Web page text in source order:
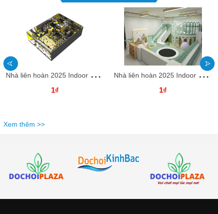
N
hà liên hoàn 2025 Indoor playground NLHKB04 Dochoikinhbac- Thiết kế độc đào hấp dẫn
1₫
N
hà liên hoàn 2025 Indoor playground NLHKB03 Dochoikinhbac- Thiết kế độc đào hấp dẫn
1₫
Xem thêm >>